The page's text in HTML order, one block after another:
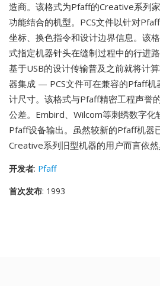
造商。该格式为Pfaff的Creative系列
功能结合的机型。PCS文件以针对
坐标、换色指令和设计边界信息。该
式指定机器针头在缝制过程中的行进
基于USB的设计传输普及之前就将计
器集成 — PCS文件可在兼容的Pfaff机
计尺寸。该格式与Pfaff精密工程声誉
公差。Embird、Wilcom等刺绣数字化
Pfaff设备输出。虽然较新的Pfaff机器
Creative系列旧型机器的用户而言依然
开发者: Pfaff
首次发布: 1993